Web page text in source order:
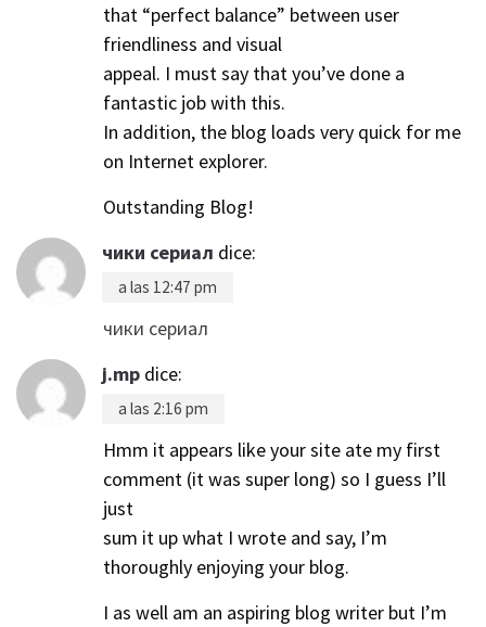
that “perfect balance” between user
friendliness and visual
appeal. I must say that you’ve done a
fantastic job with this.
In addition, the blog loads very quick for me
on Internet explorer.
Outstanding Blog!
чики сериал dice:
a las 12:47 pm
чики сериал
j.mp dice:
a las 2:16 pm
Hmm it appears like your site ate my first
comment (it was super long) so I guess I’ll
just
sum it up what I wrote and say, I’m
thoroughly enjoying your blog.
I as well am an aspiring blog writer but I’m